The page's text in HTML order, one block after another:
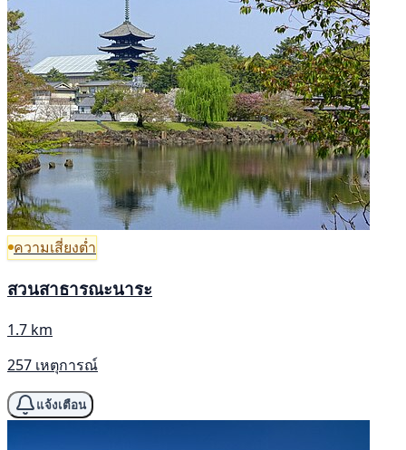
ความเสี่ยงต่ำ
สวนสาธารณะนาระ
1.7 km
257 เหตุการณ์
แจ้งเตือน